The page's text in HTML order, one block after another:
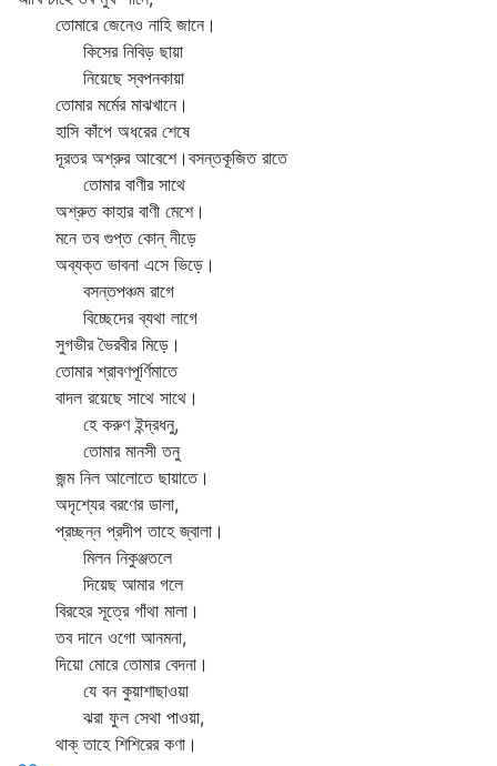
তোমারে জেনেও নাহি জানে।
কিসের নিবিড় ছায়া
নিয়েছে স্বপনকায়া
তোমার মর্মের মাঝখানে।
হাসি কাঁপে অধরের শেষে
দূরতর অশ্রুর আবেশে।বসন্তকূজিত রাতে
তোমার বাণীর সাথে
অশ্রুত কাহার বাণী মেশে।
মনে তব গুপ্ত কোন্‌ নীড়ে
অব্যক্ত ভাবনা এসে ভিড়ে।
বসন্তপঞ্চম রাগে
বিচ্ছেদের ব্যথা লাগে
সুগভীর ভৈরবীর মিড়ে।
তোমার শ্রাবণপূর্ণিমাতে
বাদল রয়েছে সাথে সাথে।
হে করুণ ইন্দ্রধনু,
তোমার মানসী তনু
জন্ম নিল আলোতে ছায়াতে।
অদৃশ্যের বরণের ডালা,
প্রচ্ছন্ন প্রদীপ তাহে জ্বালা।
মিলন নিকুঞ্জতলে
দিয়েছ আমার গলে
বিরহের সূত্রে গাঁথা মালা।
তব দানে ওগো আনমনা,
দিয়ো মোরে তোমার বেদনা।
যে বন কুয়াশাছাওয়া
ঝরা ফুল সেথা পাওয়া,
থাক্‌ তাহে শিশিরের কণা।